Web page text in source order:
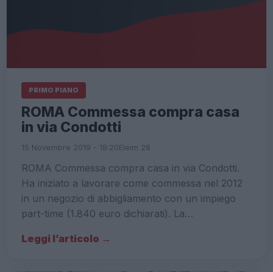
PRIMO PIANO
ROMA Commessa compra casa
in via Condotti
15 Novembre 2019 - 18:20Eleim 28
ROMA Commessa compra casa in via Condotti.
Ha iniziato a lavorare come commessa nel 2012
in un negozio di abbigliamento con un impiego
part-time (1.840 euro dichiarati). La…
Leggi l’articolo →